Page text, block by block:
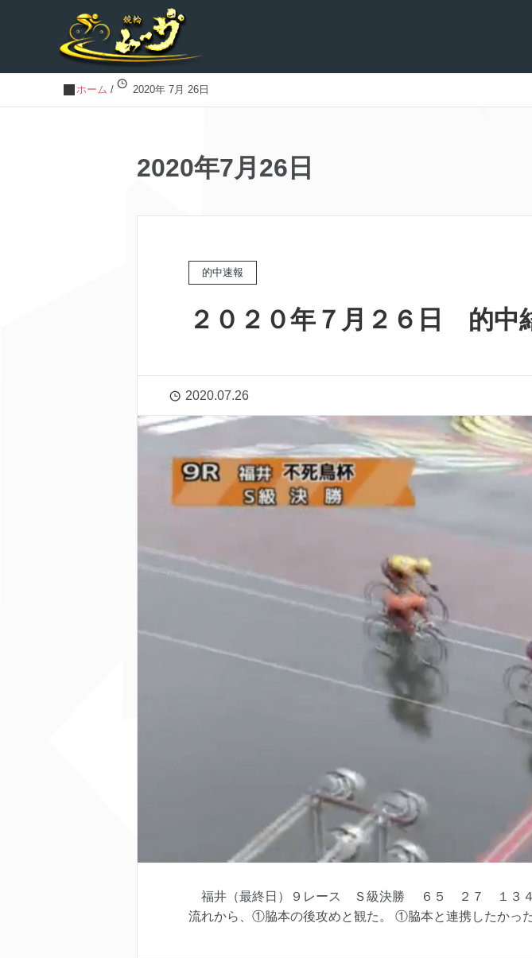
ホーム / 2020年 7月 26日
2020年7月26日
的中速報
２０２０年７月２６日 的中
2020.07.26
福井（最終日）９レース Ｓ級決勝 ６５ ２７ １３
流れから、①脇本の後攻めと観た。 ①脇本と連携したか